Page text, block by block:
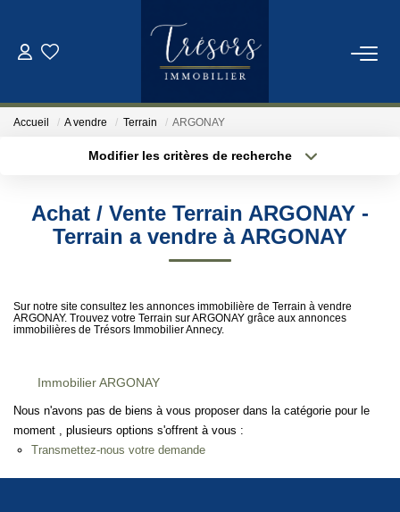
Qui Sommes-Nous
ESTIMATION
EN
Accueil A vendre Terrain ARGONAY
Modifier les critères de recherche
Surface min Budget max
Achat / Vente Terrain ARGONAY -
Terrain a vendre à ARGONAY
Sur notre site consultez les annonces immobilière de Terrain à vendre
ARGONAY. Trouvez votre Terrain sur ARGONAY grâce aux annonces
immobilières de Trésors Immobilier Annecy.
Immobilier ARGONAY
Nous n'avons pas de biens à vous proposer dans la catégorie pour le
moment , plusieurs options s'offrent à vous :
Transmettez-nous votre demande